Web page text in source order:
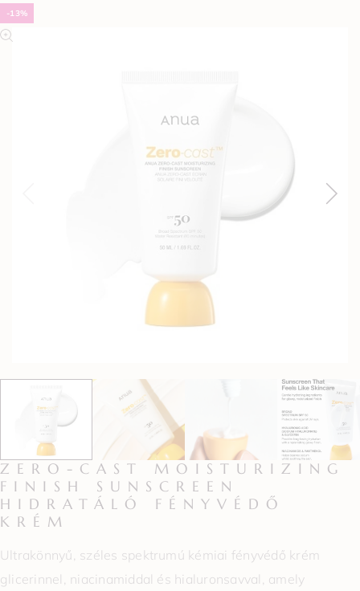
-13%
ZERO-CAST MOISTURIZING
FINISH SUNSCREEN
HIDRATÁLÓ FÉNYVÉDŐ
KRÉM
Ultrakönnyű, széles spektrumú kémiai fényvédő krém
glicerinnel, niacinamiddal és hialuronsavval, amely